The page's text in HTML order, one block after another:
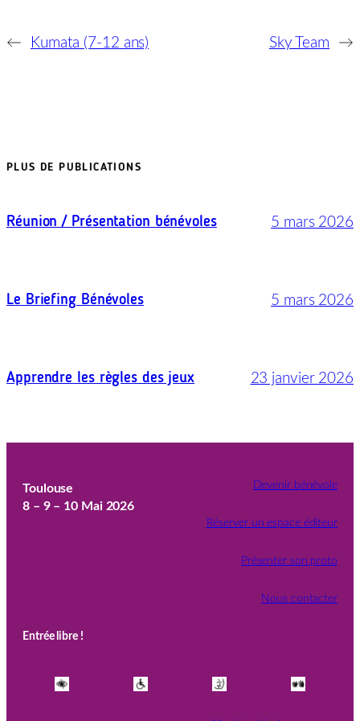
← Kumata (7-12 ans) Sky Team →
PLUS DE PUBLICATIONS
Réunion / Présentation bénévoles 5 mars 2026
Le Briefing Bénévoles 5 mars 2026
Apprendre les règles des jeux 23 janvier 2026
Toulouse
8 – 9 – 10 Mai 2026
Devenir bénévole
Réserver un espace éditeur
Présenter son proto
Nous contacter
Entrée libre !